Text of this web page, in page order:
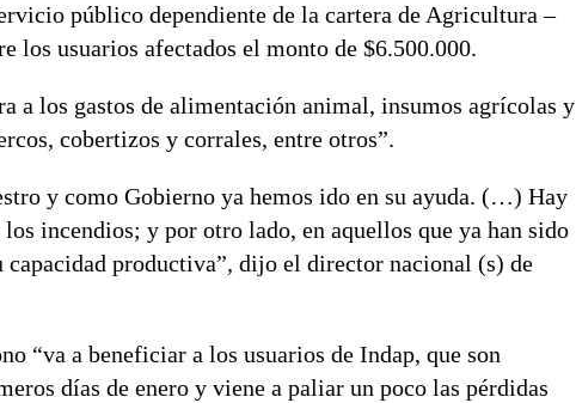
público dependiente de la cartera de Agricultura –
los usuarios afectados el monto de $6.500.000.
a los gastos de alimentación animal, insumos agrícolas y
cobertizos y corrales, entre otros”.
y como Gobierno ya hemos ido en su ayuda. (…) Hay
incendios; y por otro lado, en aquellos que ya han sido
capacidad productiva”, dijo el director nacional (s) de
“va a beneficiar a los usuarios de Indap, que son
días de enero y viene a paliar un poco las pérdidas